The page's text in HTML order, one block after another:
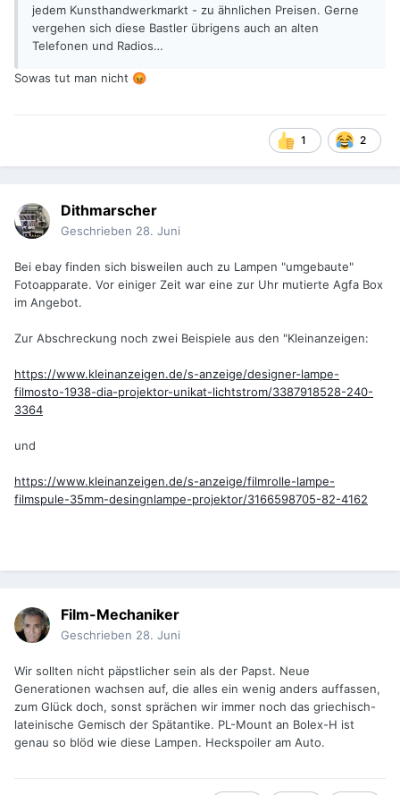
jedem Kunsthandwerkmarkt - zu ähnlichen Preisen. Gerne
vergehen sich diese Bastler übrigens auch an alten
Telefonen und Radios…
Sowas tut man nicht 😡
1 2
Dithmarscher
Geschrieben 28. Juni
Bei ebay finden sich bisweilen auch zu Lampen "umgebaute"
Fotoapparate. Vor einiger Zeit war eine zur Uhr mutierte Agfa Box
im Angebot.
Zur Abschreckung noch zwei Beispiele aus den "Kleinanzeigen:
https://www.kleinanzeigen.de/s-anzeige/designer-lampe-
filmosto-1938-dia-projektor-unikat-lichtstrom/3387918528-240-
3364
und
https://www.kleinanzeigen.de/s-anzeige/filmrolle-lampe-
filmspule-35mm-desingnlampe-projektor/3166598705-82-4162
Film-Mechaniker
Geschrieben 28. Juni
Wir sollten nicht päpstlicher sein als der Papst. Neue
Generationen wachsen auf, die alles ein wenig anders auffassen,
zum Glück doch, sonst sprächen wir immer noch das griechisch-
lateinische Gemisch der Spätantike. PL-Mount an Bolex-H ist
genau so blöd wie diese Lampen. Heckspoiler am Auto.